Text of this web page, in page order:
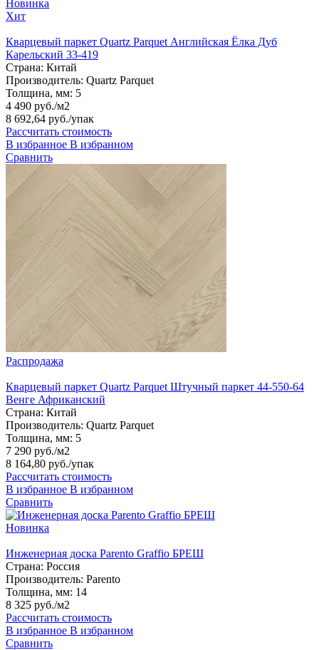
Новинка
Хит
Кварцевый паркет Quartz Parquet Английская Ёлка Дуб
Карельский 33-419
Страна: Китай
Производитель: Quartz Parquet
Толщина, мм: 5
4 490 руб./м2
8 692,64 руб./упак
Рассчитать стоимость
В избранное В избранном
Сравнить
Распродажа
Кварцевый паркет Quartz Parquet Штучный паркет 44-550-64
Венге Африканский
Страна: Китай
Производитель: Quartz Parquet
Толщина, мм: 5
7 290 руб./м2
8 164,80 руб./упак
Рассчитать стоимость
В избранное В избранном
Сравнить
Новинка
Инженерная доска Parento Graffio БРЕШ
Страна: Россия
Производитель: Parento
Толщина, мм: 14
8 325 руб./м2
Рассчитать стоимость
В избранное В избранном
Сравнить